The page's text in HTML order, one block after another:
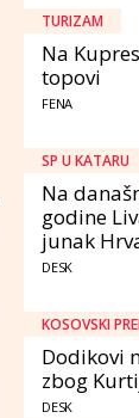
TURIZAM
Na
topovi
FENA
SP U KATARU
Na
godine
junak
DESK
KOSOVSKI
Dodikovi
zbog
DESK